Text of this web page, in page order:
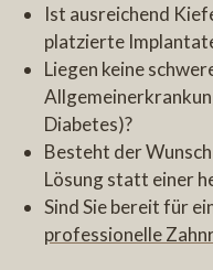
Ist ausreichend
platzierte
Liegen keine
Diabetes)?
Besteht der
Lösung statt einer
Sind Sie bereit für
professionelle